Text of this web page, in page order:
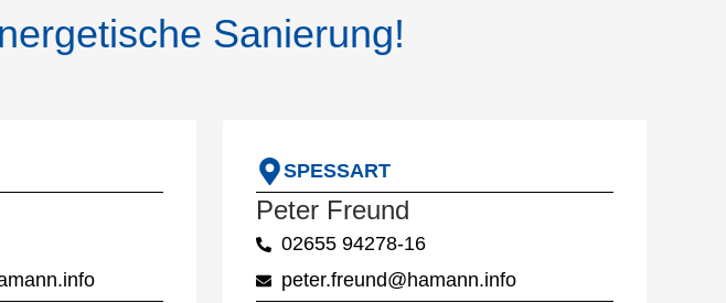
Sanierung!
SPESSART
Peter Freund
02655 94278-16
peter.freund@hamann.info